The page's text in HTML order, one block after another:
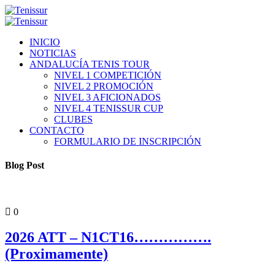
INICIO
NOTICIAS
ANDALUCÍA TENIS TOUR
NIVEL 1 COMPETICIÓN
NIVEL 2 PROMOCIÓN
NIVEL 3 AFICIONADOS
NIVEL 4 TENISSUR CUP
CLUBES
CONTACTO
FORMULARIO DE INSCRIPCIÓN
Blog Post
0
2026 ATT – N1CT16…………….
(Proximamente)